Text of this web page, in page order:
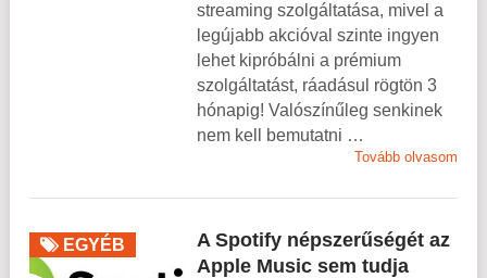
streaming szolgáltatása, mivel a
legújabb akcióval szinte ingyen
lehet kipróbálni a prémium
szolgáltatást, ráadásul rögtön 3
hónapig! Valószínűleg senkinek
nem kell bemutatni …
Tovább olvasom
EGYÉB
A Spotify népszerűségét az
Apple Music sem tudja